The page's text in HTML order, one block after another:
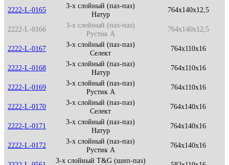
2222-L-0165
3-х слойный (паз-паз)
Натур
764x140x12,5
2222-L-0166
3-х слойный (паз-паз)
Рустик А
764x140x12,5
2222-L-0167
3-х слойный (паз-паз)
Селект
764x110x16
2222-L-0168
3-х слойный (паз-паз)
Натур
764x110x16
2222-L-0169
3-х слойный (паз-паз)
Рустик А
764x110x16
2222-L-0170
3-х слойный (паз-паз)
Селект
764x140x16
2222-L-0171
3-х слойный (паз-паз)
Натур
764x140x16
2222-L-0172
3-х слойный (паз-паз)
Рустик А
764x140x16
3-х слойный T&G (шип-паз)